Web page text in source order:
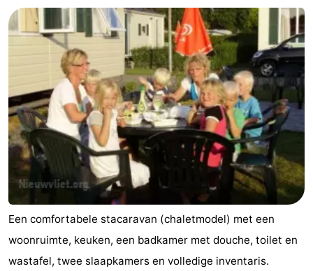
Een comfortabele stacaravan (chaletmodel) met een
woonruimte, keuken, een badkamer met douche, toilet en
wastafel, twee slaapkamers en volledige inventaris.